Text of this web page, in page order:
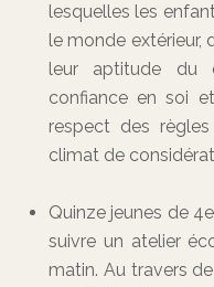
lesquelles les
le monde
leur aptitude du
confiance en soi
respect des
climat de
Quinze jeunes de
suivre un atelier
matin. Au travers